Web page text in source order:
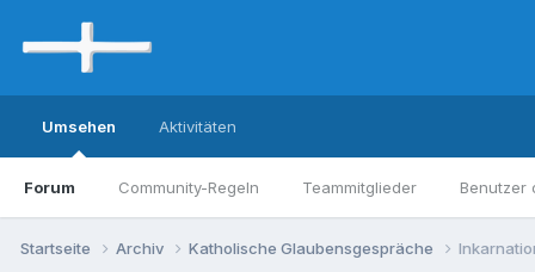
Umsehen
Forum Community-Regeln Teammitglieder Benutzer
Aktivitäten
Startseite Archiv Katholische Glaubensgespräche